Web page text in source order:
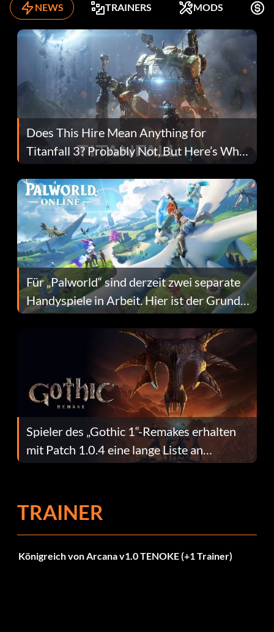
NEWS TRAINERS MODS
Does This Hire Mean Anything for
Titanfall 3? Probably Not, But Here’s Why
Fans Are Hopeful
Für „Palworld“ sind derzeit zwei separate
Handyspiele in Arbeit. Hier ist der Grund
dafür.
Spieler des „Gothic 1“-Remakes erhalten
mit Patch 1.0.4 eine lange Liste an
Fehlerbehebungen
TRAINER
Königreich von Arcana v1.0 TENOKE (+1 Trainer)